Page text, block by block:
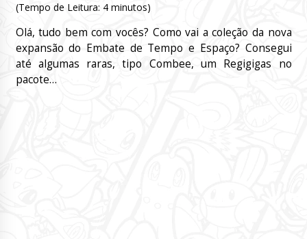
(Tempo de Leitura: 4 minutos)
Olá, tudo bem com vocês? Como vai a coleção da nova
expansão do Embate de Tempo e Espaço? Consegui
até algumas raras, tipo Combee, um Regigigas no
pacote…